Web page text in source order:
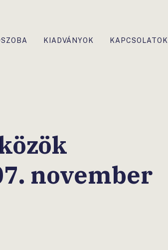
KIADVÁNYOK KAPCSOLATOK
november